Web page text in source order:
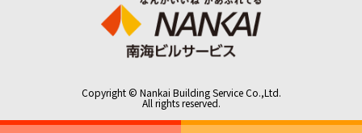
Copyright © Nankai Building Service Co.,Ltd.
All rights reserved.